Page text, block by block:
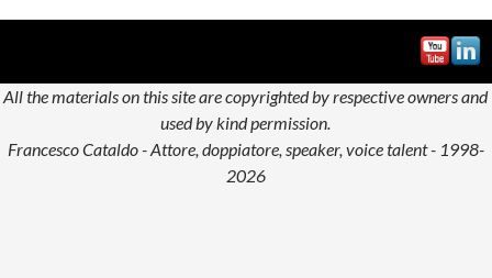
All the materials on this site are copyrighted by respective owners and
used by kind permission.
Francesco Cataldo - Attore, doppiatore, speaker, voice talent - 1998-
2026